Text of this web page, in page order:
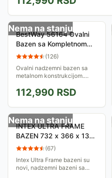
Nema na stanju
BestWay 56164 Ovalni
Bazen sa Kompletnom
Opremom 853 x 366 x
(126)
Ovalni nadzemni bazen sa
metalnom konstrukcijom.
cm, širina 360 cm. U
kompletu sa filterskom
pumpom, podlogom,
pokrivkom,...
112,990 RSD
Nema na stanju
INTEX ULTRA FRAME
BAZEN 732 x 366 x 132
cm Komplet
(67)
Intex Ultra Frame bazeni su
novi, nadzemni bazeni sa